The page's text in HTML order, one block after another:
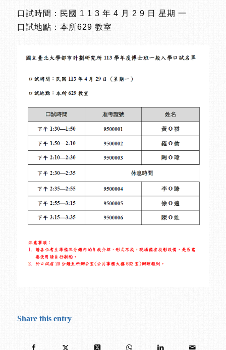
口試時間：民國 1 1 3 年 4 月 2 9 日 星期 一
口試地點：本所629 教室
Share this entry